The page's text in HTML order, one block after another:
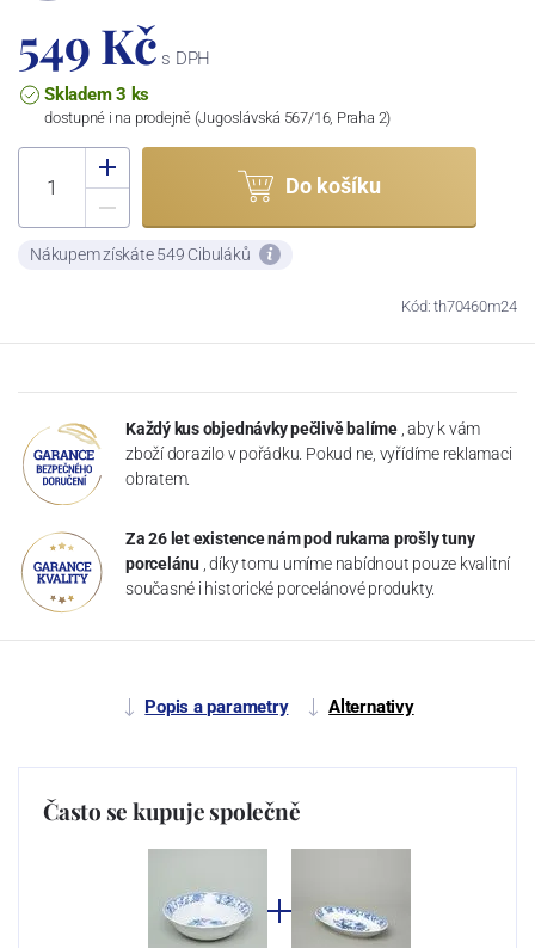
549 Kč s DPH
Skladem 3 ks
dostupné i na prodejně (Jugoslávská 567/16, Praha 2)
Do košíku
Nákupem získáte 549 Cibuláků
Kód: th70460m24
Každý kus objednávky pečlivě balíme , aby k vám
zboží dorazilo v pořádku. Pokud ne, vyřídíme reklamaci
obratem.
Za 26 let existence nám pod rukama prošly tuny
porcelánu , díky tomu umíme nabídnout pouze kvalitní
současné i historické porcelánové produkty.
Popis a parametry Alternativy
Často se kupuje společně